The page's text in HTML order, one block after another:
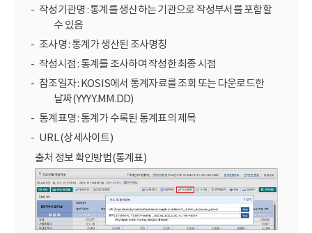
작성기관명 : 통계를 생산하는 기관으로 작성부서를 포함할
수 있음
조사명 : 통계가 생산된 조사명칭
작성시점 : 통계를 조사하여 작성한 최종 시점
참조일자 : KOSIS에서 통계자료를 조회 또는 다운로드한
날짜(YYYY.MM.DD)
통계표명 : 통계가 수록된 통계표의 제목
URL (상세사이트)
출처 정보 확인방법(통계표)